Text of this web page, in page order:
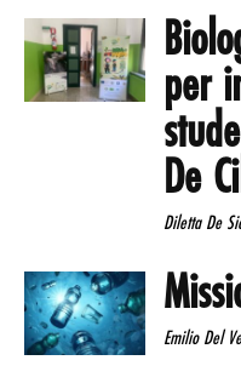
per
De
Diletta De
Emilio Del